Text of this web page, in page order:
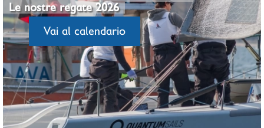
Le nostre regate 2026
Vai al calendario